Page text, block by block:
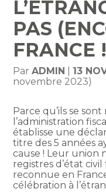
PAS
FRANCE !
ParADMIN 13
novembre 2023)
Parce qu’ils se
l’administration
établisse une
titre des 5 années
cause ! Leur union
registres d’état civil
reconnue en
célébration à